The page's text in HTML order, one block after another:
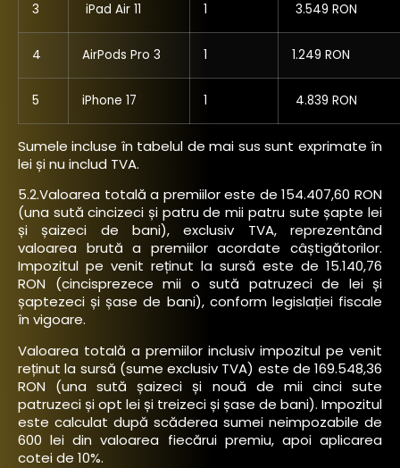
3 iPad Air 11 1 3.549 RON
4 AirPods Pro 3 1 1.249 RON
5 iPhone 17 1 4.839 RON
Sumele incluse în tabelul de mai sus sunt exprimate în
lei și nu includ TVA.
5.2.Valoarea totală a premiilor este de 154.407,60 RON
(una sută cincizeci și patru de mii patru sute șapte lei
și șaizeci de bani), exclusiv TVA, reprezentând
valoarea brută a premiilor acordate câștigătorilor.
Impozitul pe venit reținut la sursă este de 15.140,76
RON (cincisprezece mii o sută patruzeci de lei și
șaptezeci și șase de bani), conform legislației fiscale
în vigoare.
Valoarea totală a premiilor inclusiv impozitul pe venit
reținut la sursă (sume exclusiv TVA) este de 169.548,36
RON (una sută șaizeci și nouă de mii cinci sute
patruzeci și opt lei și treizeci și șase de bani). Impozitul
este calculat după scăderea sumei neimpozabile de
600 lei din valoarea fiecărui premiu, apoi aplicarea
cotei de 10%.